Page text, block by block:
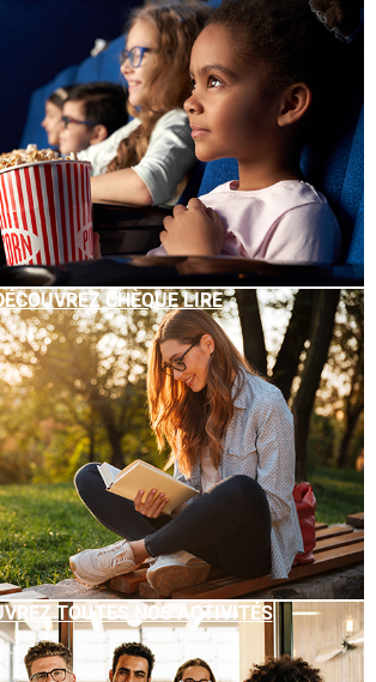
CHÈQUE LIRE
TOUTES NOS ACTIVITÉS